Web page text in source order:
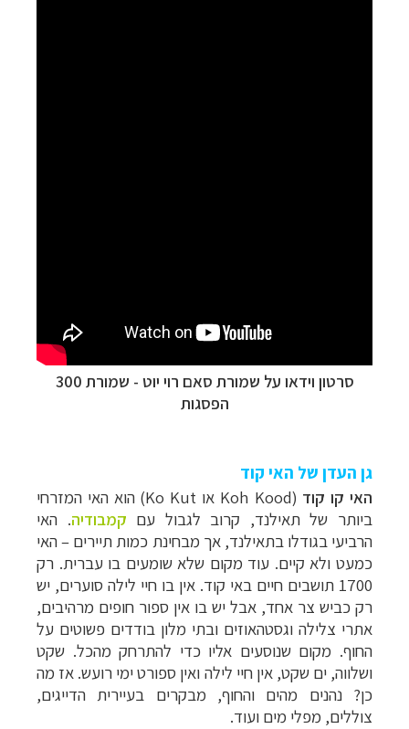
סרטון וידאו על שמורת סאם רוי יוט -
שמורת 300
הפסגות
גן העדן של האי קוד
האי קו קוד (
Koh Kood או Ko Kut) הוא האי המזרחי
ביותר של תאילנד, קרוב לגבול עם קמבודיה. האי
הרביעי בגודלו בתאילנד, אך מבחינת כמות תיירים –האי
כמעט ולא קיים. עוד מקום שלא שומעים בו עברית. רק
1700 תושבים חיים באי קוד. אין בו חיי לילה סוערים, יש
רק כביש צר אחד, אבל יש בו אין ספור חופים מרהיבים,
אתרי צלילה וגסטהאוזים ובתי מלון בודדים פשוטים על
החוף. מקום שנוסעים אליו כדי להתרחק מהכל. שקט
ושלווה, ים שקט, אין חיי לילה ואין ספורט ימי רועש. אז מה
כן? נהנים מהים והחוף, מבקרים בעיירית הדייגים,
צוללים, מפלי מים ועוד.